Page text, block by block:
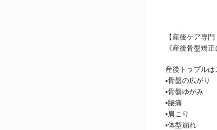
【産後ケア専
《産後骨盤矯正
産後トラブル
▪︎骨盤の広がり
▪︎骨盤ゆがみ
▪︎腰痛
▪︎肩こり
▪︎体型崩れ